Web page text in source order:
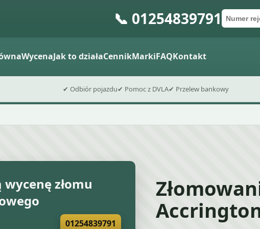
📞 01254839791Numer
Kod
Wyślij
WycenaJak to działaCennikMarkiFAQKontakt
✔ Odbiór pojazdu✔ Pomoc z DVLA✔ Przelew bankowy
złomu
01254839791